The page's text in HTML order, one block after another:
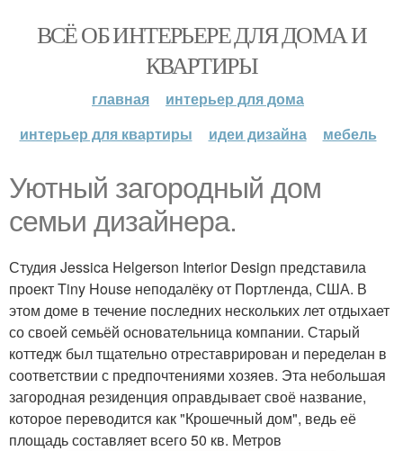
ВСЁ ОБ ИНТЕРЬЕРЕ ДЛЯ ДОМА И
КВАРТИРЫ
главная
интерьер для дома
интерьер для квартиры
идеи дизайна мебель
Уютный загородный дом
семьи дизайнера.
Студия Jessica Helgerson Interior Design представила
проект Tiny House неподалёку от Портленда, США. В
этом доме в течение последних нескольких лет отдыхает
со своей семьёй основательница компании. Старый
коттедж был тщательно отреставрирован и переделан в
соответствии с предпочтениями хозяев. Эта небольшая
загородная резиденция оправдывает своё название,
которое переводится как "Крошечный дом", ведь её
площадь составляет всего 50 кв. Метров